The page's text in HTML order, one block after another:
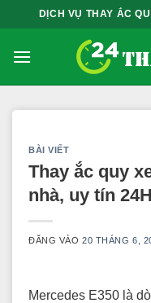
qua
nội
DỊCH VỤ THAY ẮC
BÀI VIẾT
Thay ắc quy
nhà, uy tín 24H
ĐĂNG VÀO20 THÁNG 6,
Mercedes E350 là